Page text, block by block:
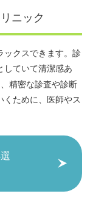
ニック
ックスできます。診
していて清潔感あ
精密な診査や診断
くために、医師やス